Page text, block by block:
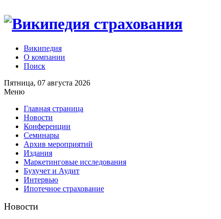
Википедия
О компании
Поиск
Пятница, 07 августа 2026
Меню
Главная страница
Новости
Конференции
Семинары
Архив мероприятий
Издания
Маркетинговые исследования
Бухучет и Аудит
Интервью
Ипотечное страхование
Новости